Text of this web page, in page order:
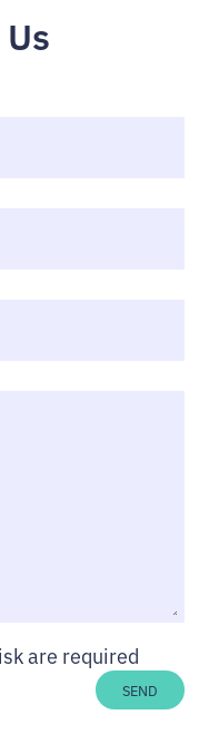
are required
SEND